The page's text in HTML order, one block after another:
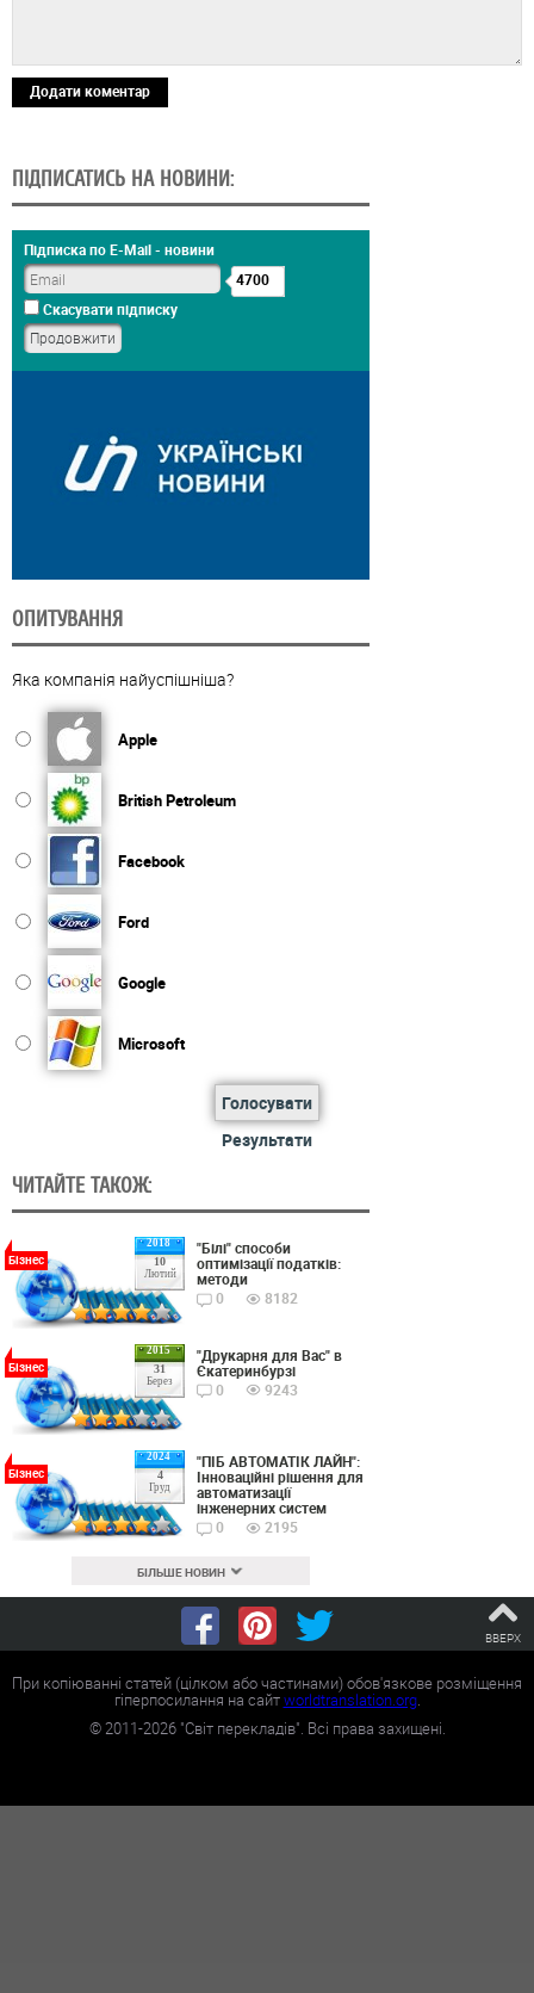
Додати коментар
ПІДПИСАТИСЬ НА НОВИНИ:
Підписка по E-Mail - новини
4700
Скасувати підписку
ОПИТУВАННЯ
Яка компанія найуспішніша?
Apple
British Petroleum
Facebook
Ford
Google
Microsoft
Голосувати
Результати
ЧИТАЙТЕ ТАКОЖ:
2018
10
Лютий
Бізнес
"Білі" способи
оптимізації податків:
методи
0
8182
2015
31
Берез
Бізнес
"Друкарня для Вас" в
Єкатеринбурзі
0
9243
2024
4
Груд
Бізнес
"ПІБ АВТОМАТІК ЛАЙН":
Інноваційні рішення для
автоматизації
інженерних систем
0
2195
БІЛЬШЕ НОВИН
ВВЕРХ
При копіюванні статей (цілком або частинами) обов'язкове розміщення
гіперпосилання на сайтworldtranslation.org.
©2011-2026"Світ перекладів". Всі права захищені.